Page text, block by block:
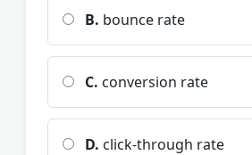
B. bounce rate
C. conversion rate
D. click-through rate